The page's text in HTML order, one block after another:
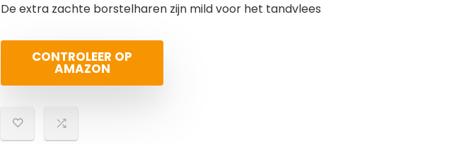
De extra zachte borstelharen zijn mild voor het tandvlees
CONTROLEER OP
AMAZON